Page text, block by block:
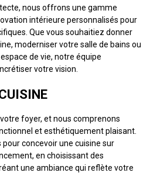
nous offrons une gamme
intérieure personnalisés pour
Que vous souhaitiez donner
moderniser votre salle de bains ou
de vie, notre équipe
votre vision.
foyer, et nous comprenons
et esthétiquement plaisant.
concevoir une cuisine sur
en choisissant des
une ambiance qui reflète votre